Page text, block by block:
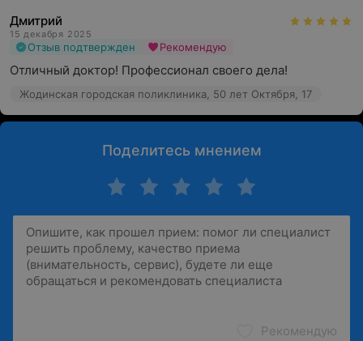
Дмитрий
15 декабря 2025
Отзыв подтвержден Рекомендую
Отличный доктор! Профессионал своего дела!
Жодинская городская поликлиника, 50 лет Октября, 17
Поделитесь мнением
Рекомендую